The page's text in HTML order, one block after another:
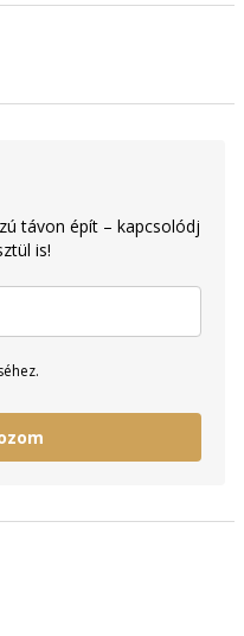
távon épít – kapcsolódj
is!